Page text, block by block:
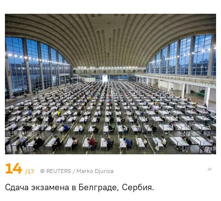
14 /17 © REUTERS / Marko Djurica
Сдача экзамена в Белграде, Сербия.